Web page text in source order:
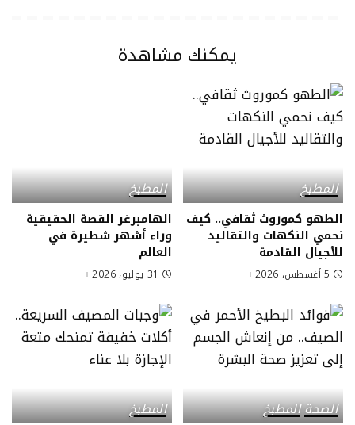
يمكنك مشاهدة
المطبخ
الطهو كموروث ثقافي.. كيف
نحمي النكهات والتقاليد
للأجيال القادمة
5 أغسطس، 2026
المطبخ
الهامبرغر القصة الحقيقية
وراء أشهر شطيرة في
العالم
31 يوليو، 2026
الصحةالمطبخ
المطبخ